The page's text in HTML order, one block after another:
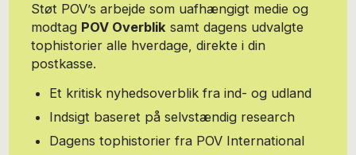
Derudover elsker han at se film - i biografen, hvor de naturligvis
skal ses efter hans mening.
Støt POV’s arbejde som uafhængigt medie og
modtag POV Overbliksamt dagens udvalgte
tophistorier alle hverdage, direkte i din
postkasse.
Et kritisk nyhedsoverblik fra ind- og udland
Indsigt baseret på selvstændig research
Dagens tophistorier fra POV International